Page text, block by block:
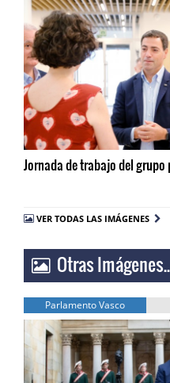
Jornada de trabajo del grupo
VER TODAS LAS IMÁGENES
Otras
Parlamento Vasco